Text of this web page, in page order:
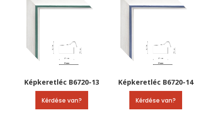
Képkeretléc B6720-13
Kérdése van?
Képkeretléc B6720-14
Kérdése van?